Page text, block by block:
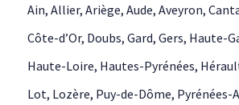
Ain, Allier, Ariège, Aude, Aveyron,
Côte-d’Or, Doubs, Gard, Gers, Haute-
Haute-Loire, Hautes-Pyrénées,
Lot, Lozère, Puy-de-Dôme,